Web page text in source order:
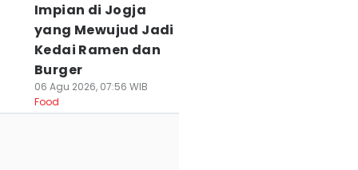
Impian di Jogja
yang Mewujud Jadi
Kedai Ramen dan
Burger
06 Agu 2026, 07:56 WIB
Food